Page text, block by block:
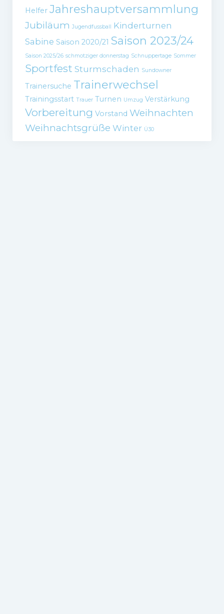
Helfer Jahreshauptversammlung
Jubiläum Jugendfussball
Kinderturnen
Sabine Saison 2020/21 Saison 2023/24
Saison 2025/26 schmotziger donnerstag Schnuppertage Sommer
Sportfest Sturmschaden Sundowner
Trainersuche Trainerwechsel
Trainingsstart Trauer Turnen Umzug Verstärkung
Vorbereitung Vorstand Weihnachten
Weihnachtsgrüße Winter Ü30